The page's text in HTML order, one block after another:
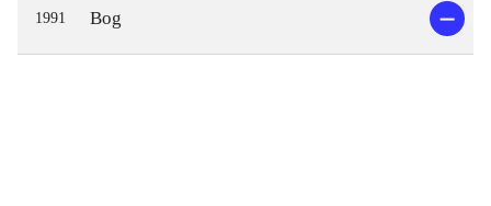
1991 Bog